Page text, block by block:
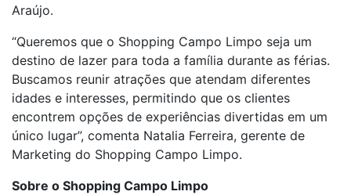
Araújo.
“Queremos que o Shopping Campo Limpo seja um
destino de lazer para toda a família durante as férias.
Buscamos reunir atrações que atendam diferentes
idades e interesses, permitindo que os clientes
encontrem opções de experiências divertidas em um
único lugar”, comenta Natalia Ferreira, gerente de
Marketing do Shopping Campo Limpo.
Sobre o Shopping Campo Limpo